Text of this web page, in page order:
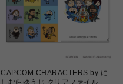
CAPCOM CHARACTERS by に
しむらゆうじ クリアファイル